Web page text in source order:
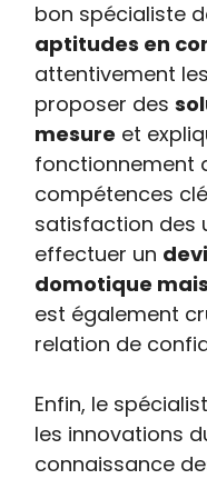
bon spécialiste
aptitudes en
attentivement
proposer des
mesure et
fonctionnement
compétences
satisfaction des
effectuer un
domotique
est également
relation de
Enfin, le
les innovations
connaissance